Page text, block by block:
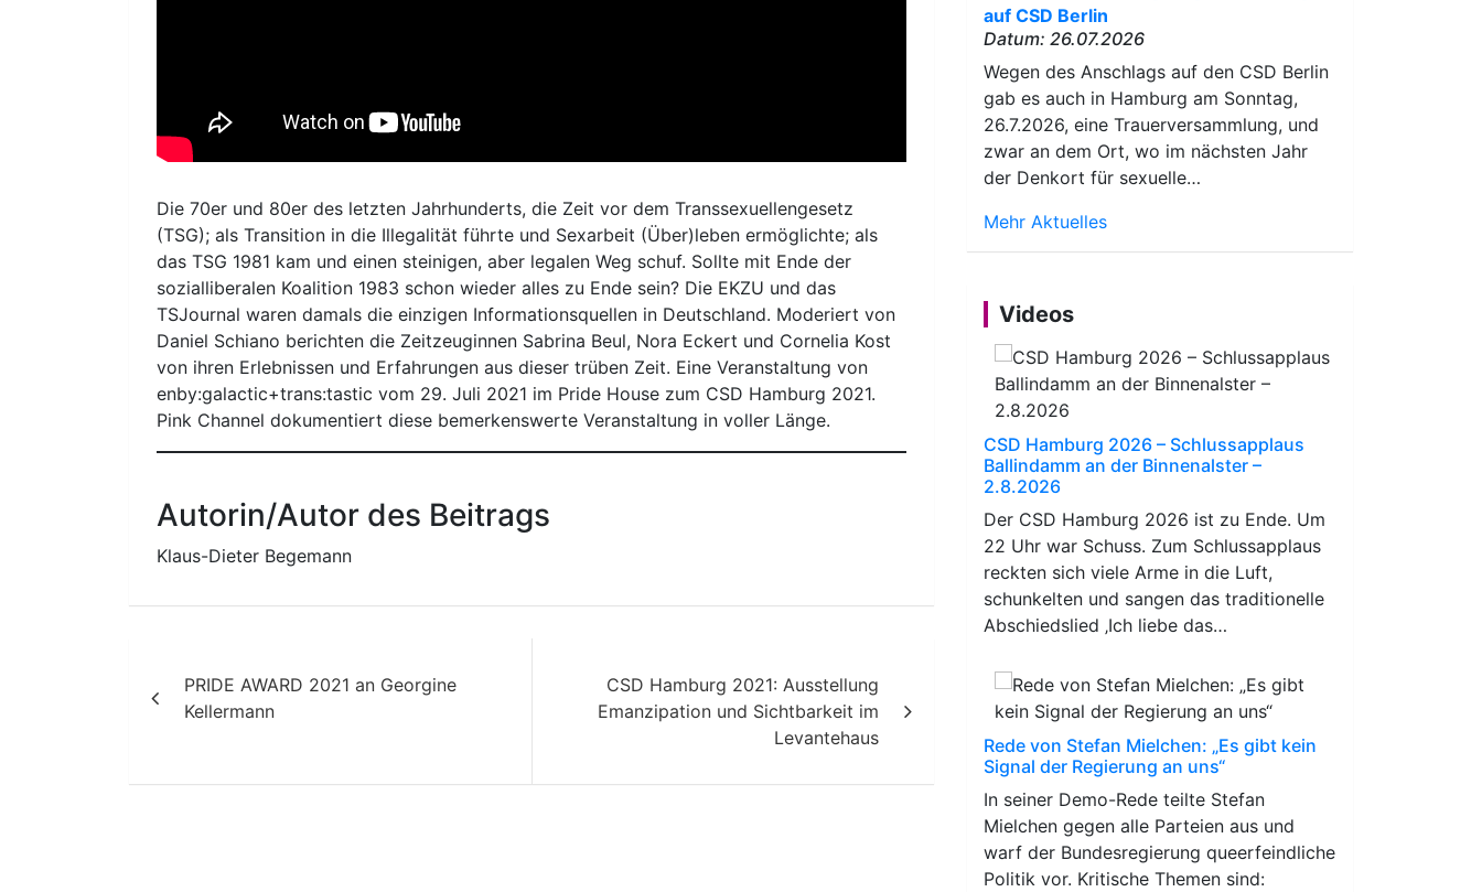
Die 70er und 80er des letzten Jahrhunderts, die Zeit vor dem Transsexuellengesetz
(TSG); als Transition in die Illegalität führte und Sexarbeit (Über)leben ermöglichte; als
das TSG 1981 kam und einen steinigen, aber legalen Weg schuf. Sollte mit Ende der
sozialliberalen Koalition 1983 schon wieder alles zu Ende sein? Die EKZU und das
TSJournal waren damals die einzigen Informationsquellen in Deutschland. Moderiert von
Daniel Schiano berichten die Zeitzeuginnen Sabrina Beul, Nora Eckert und Cornelia Kost
von ihren Erlebnissen und Erfahrungen aus dieser trüben Zeit. Eine Veranstaltung von
enby:galactic+trans:tastic vom 29. Juli 2021 im Pride House zum CSD Hamburg 2021.
Pink Channel dokumentiert diese bemerkenswerte Veranstaltung in voller Länge.
Autorin/Autor des Beitrags
Klaus-Dieter Begemann
PRIDE AWARD 2021 an Georgine
Kellermann
CSD Hamburg 2021: Ausstellung
Emanzipation und Sichtbarkeit im
Levantehaus
auf CSD Berlin
Datum: 26.07.2026
Wegen des Anschlags auf den CSD Berlin
gab es auch in Hamburg am Sonntag,
26.7.2026, eine Trauerversammlung, und
zwar an dem Ort, wo im nächsten Jahr
der Denkort für sexuelle…
Mehr Aktuelles
Videos
CSD Hamburg 2026 – Schlussapplaus
Ballindamm an der Binnenalster –
2.8.2026
Der CSD Hamburg 2026 ist zu Ende. Um
22 Uhr war Schuss. Zum Schlussapplaus
reckten sich viele Arme in die Luft,
schunkelten und sangen das traditionelle
Abschiedslied ‚Ich liebe das…
Rede von Stefan Mielchen: „Es gibt kein
Signal der Regierung an uns“
In seiner Demo-Rede teilte Stefan
Mielchen gegen alle Parteien aus und
warf der Bundesregierung queerfeindliche
Politik vor. Kritische Themen sind: